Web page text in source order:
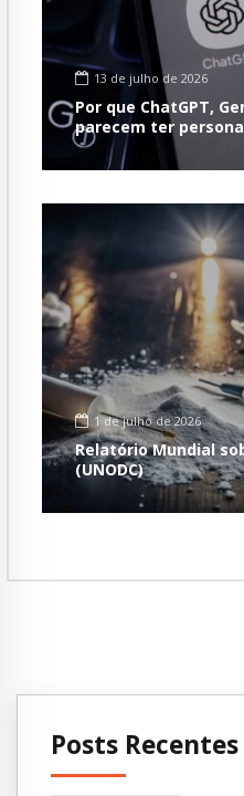
13 de julho de 2026
Por que ChatGPT,
parecem ter
1 de julho de 2026
Relatório Mundial
(UNODC)
Posts Recentes